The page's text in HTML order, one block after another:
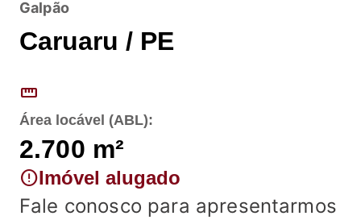
Galpão
Caruaru / PE
straighten
Área locável (ABL):
2.700 m²
errorImóvel alugado
Fale conosco para apresentarmos